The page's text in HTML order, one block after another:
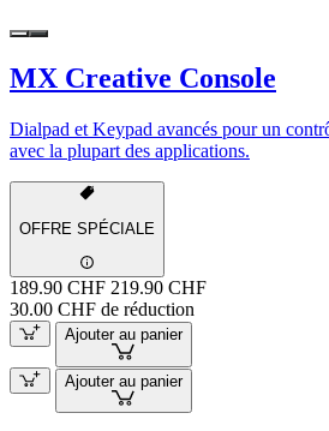
MX Creative Console
Dialpad et Keypad avancés pour un
avec la plupart des applications.
OFFRE SPÉCIALE
189.90 CHF 219.90 CHF
30.00 CHF de réduction
Ajouter au panier
Ajouter au panier